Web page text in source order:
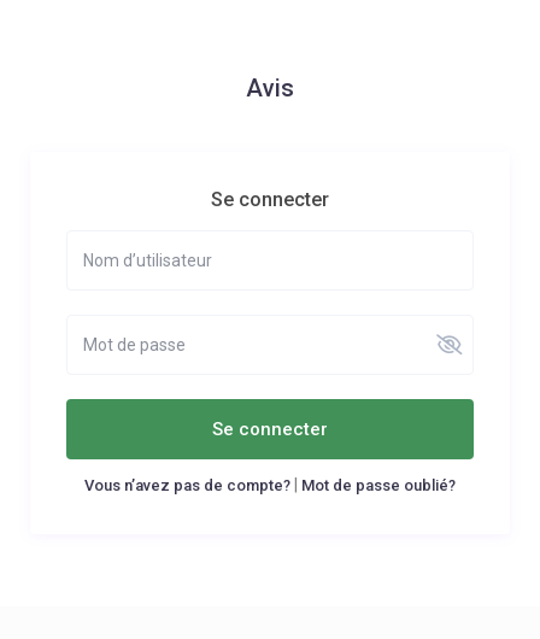
Avis
Se connecter
Se connecter
Vous n’avez pas de compte? Mot de passe oublié?